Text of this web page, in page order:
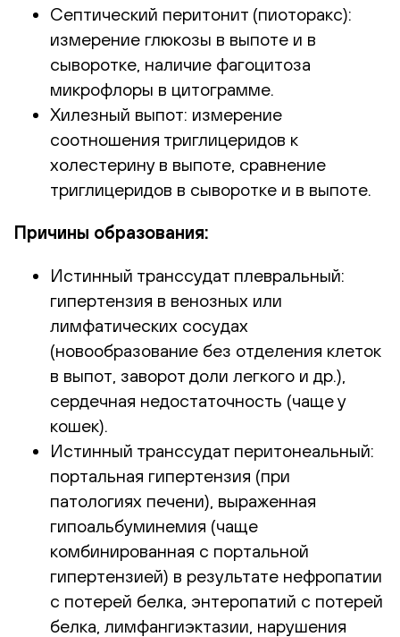
Септический перитонит (пиоторакс):
измерение глюкозы в выпоте и в
сыворотке, наличие фагоцитоза
микрофлоры в цитограмме.
Хилезный выпот: измерение
соотношения триглицеридов к
холестерину в выпоте, сравнение
триглицеридов в сыворотке и в выпоте.
Причины образования:
Истинный транссудат плевральный:
гипертензия в венозных или
лимфатических сосудах
(новообразование без отделения клеток
в выпот, заворот доли легкого и др.),
сердечная недостаточность (чаще у
кошек).
Истинный транссудат перитонеальный:
портальная гипертензия (при
патологиях печени), выраженная
гипоальбуминемия (чаще
комбинированная с портальной
гипертензией) в результате нефропатии
с потерей белка, энтеропатий с потерей
белка, лимфангиэктазии, нарушения